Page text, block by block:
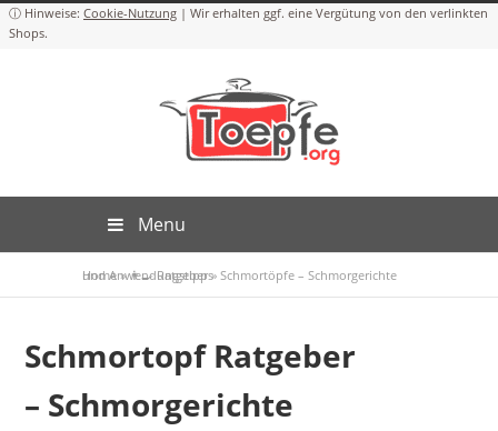
Cookie-Nutzung
Menu
Home»👨‍🍳 Ratgeber»
Schmortöpfe – Schmorgerichte und Anwendungstipps
Schmortopf Ratgeber
– Schmorgerichte